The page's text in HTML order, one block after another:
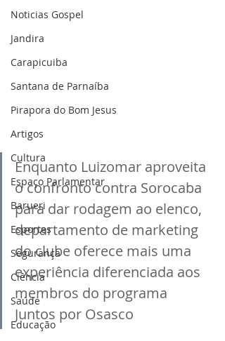
Noticias Gospel
Jandira
Carapicuiba
Santana de Parnaíba
Pirapora do Bom Jesus
Artigos
Cultura
Espaço Parlamentar
Barueri
Esportes
Segurança
Ciência
Saúde
Educação
Enquanto Luizomar aproveita
o confronto contra Sorocaba
para dar rodagem ao elenco,
departamento de marketing
do clube oferece mais uma
experiência diferenciada aos
membros do programa
Juntos por Osasco